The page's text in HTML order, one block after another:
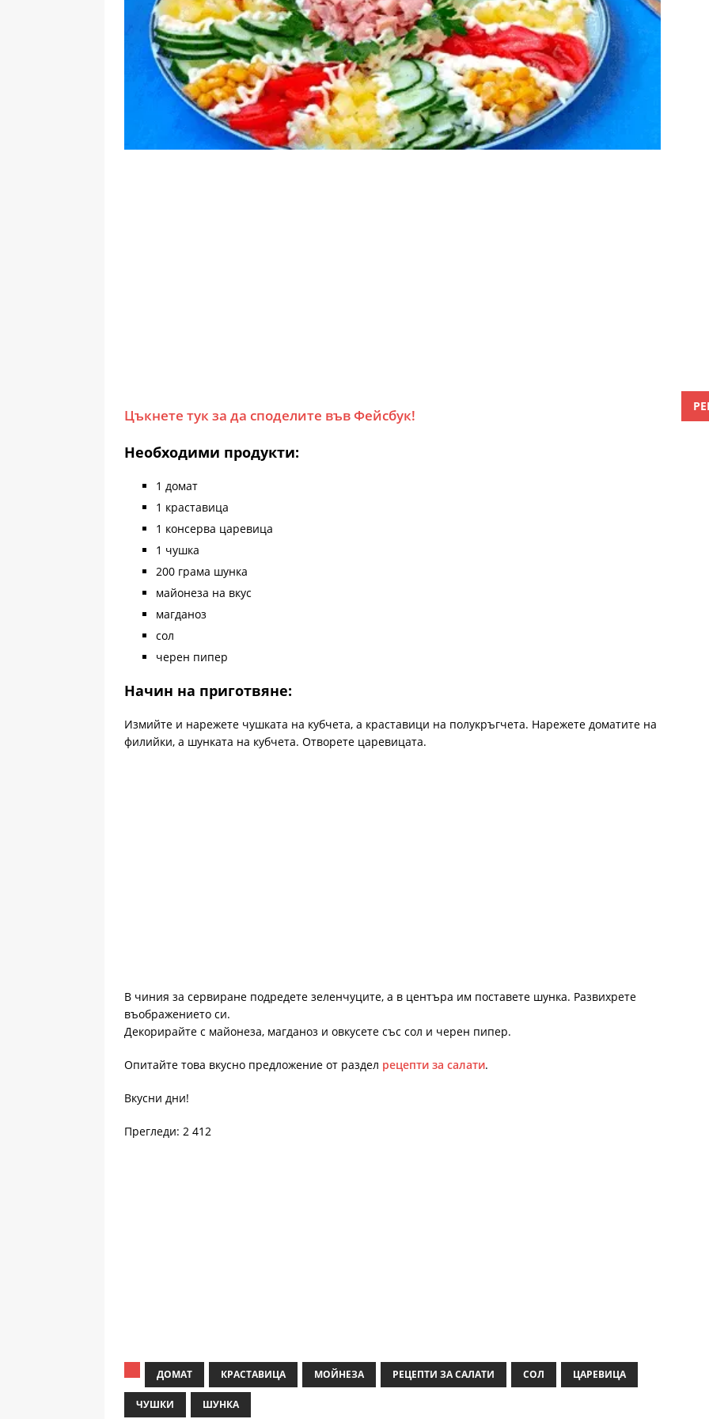
Цъкнете тук за да споделите във Фейсбук!
Необходими продукти:
1 домат
1 краставица
1 консерва царевица
1 чушка
200 грама шунка
майонеза на вкус
магданоз
сол
черен пипер
Начин на приготвяне:
Измийте и нарежете чушката на кубчета, а краставици на полукръгчета. Нарежете доматите на
филийки, а шунката на кубчета. Отворете царевицата.
В чиния за сервиране подредете зеленчуците, а в центъра им поставете шунка. Развихрете
въображението си.
Декорирайте с майонеза, магданоз и овкусете със сол и черен пипер.
Опитайте това вкусно предложение от раздел рецепти за салати.
Вкусни дни!
Прегледи: 2 412
ДОМАТ КРАСТАВИЦА МОЙНЕЗА РЕЦЕПТИ ЗА САЛАТИ СОЛ ЦАРЕВИЦА
ЧУШКИ ШУНКА